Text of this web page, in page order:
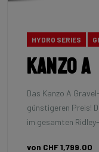
HYDRO SERIES
Kanzo A
Das Kanzo A
günstigeren Preis!
im gesamten
von CHF 1,799.00